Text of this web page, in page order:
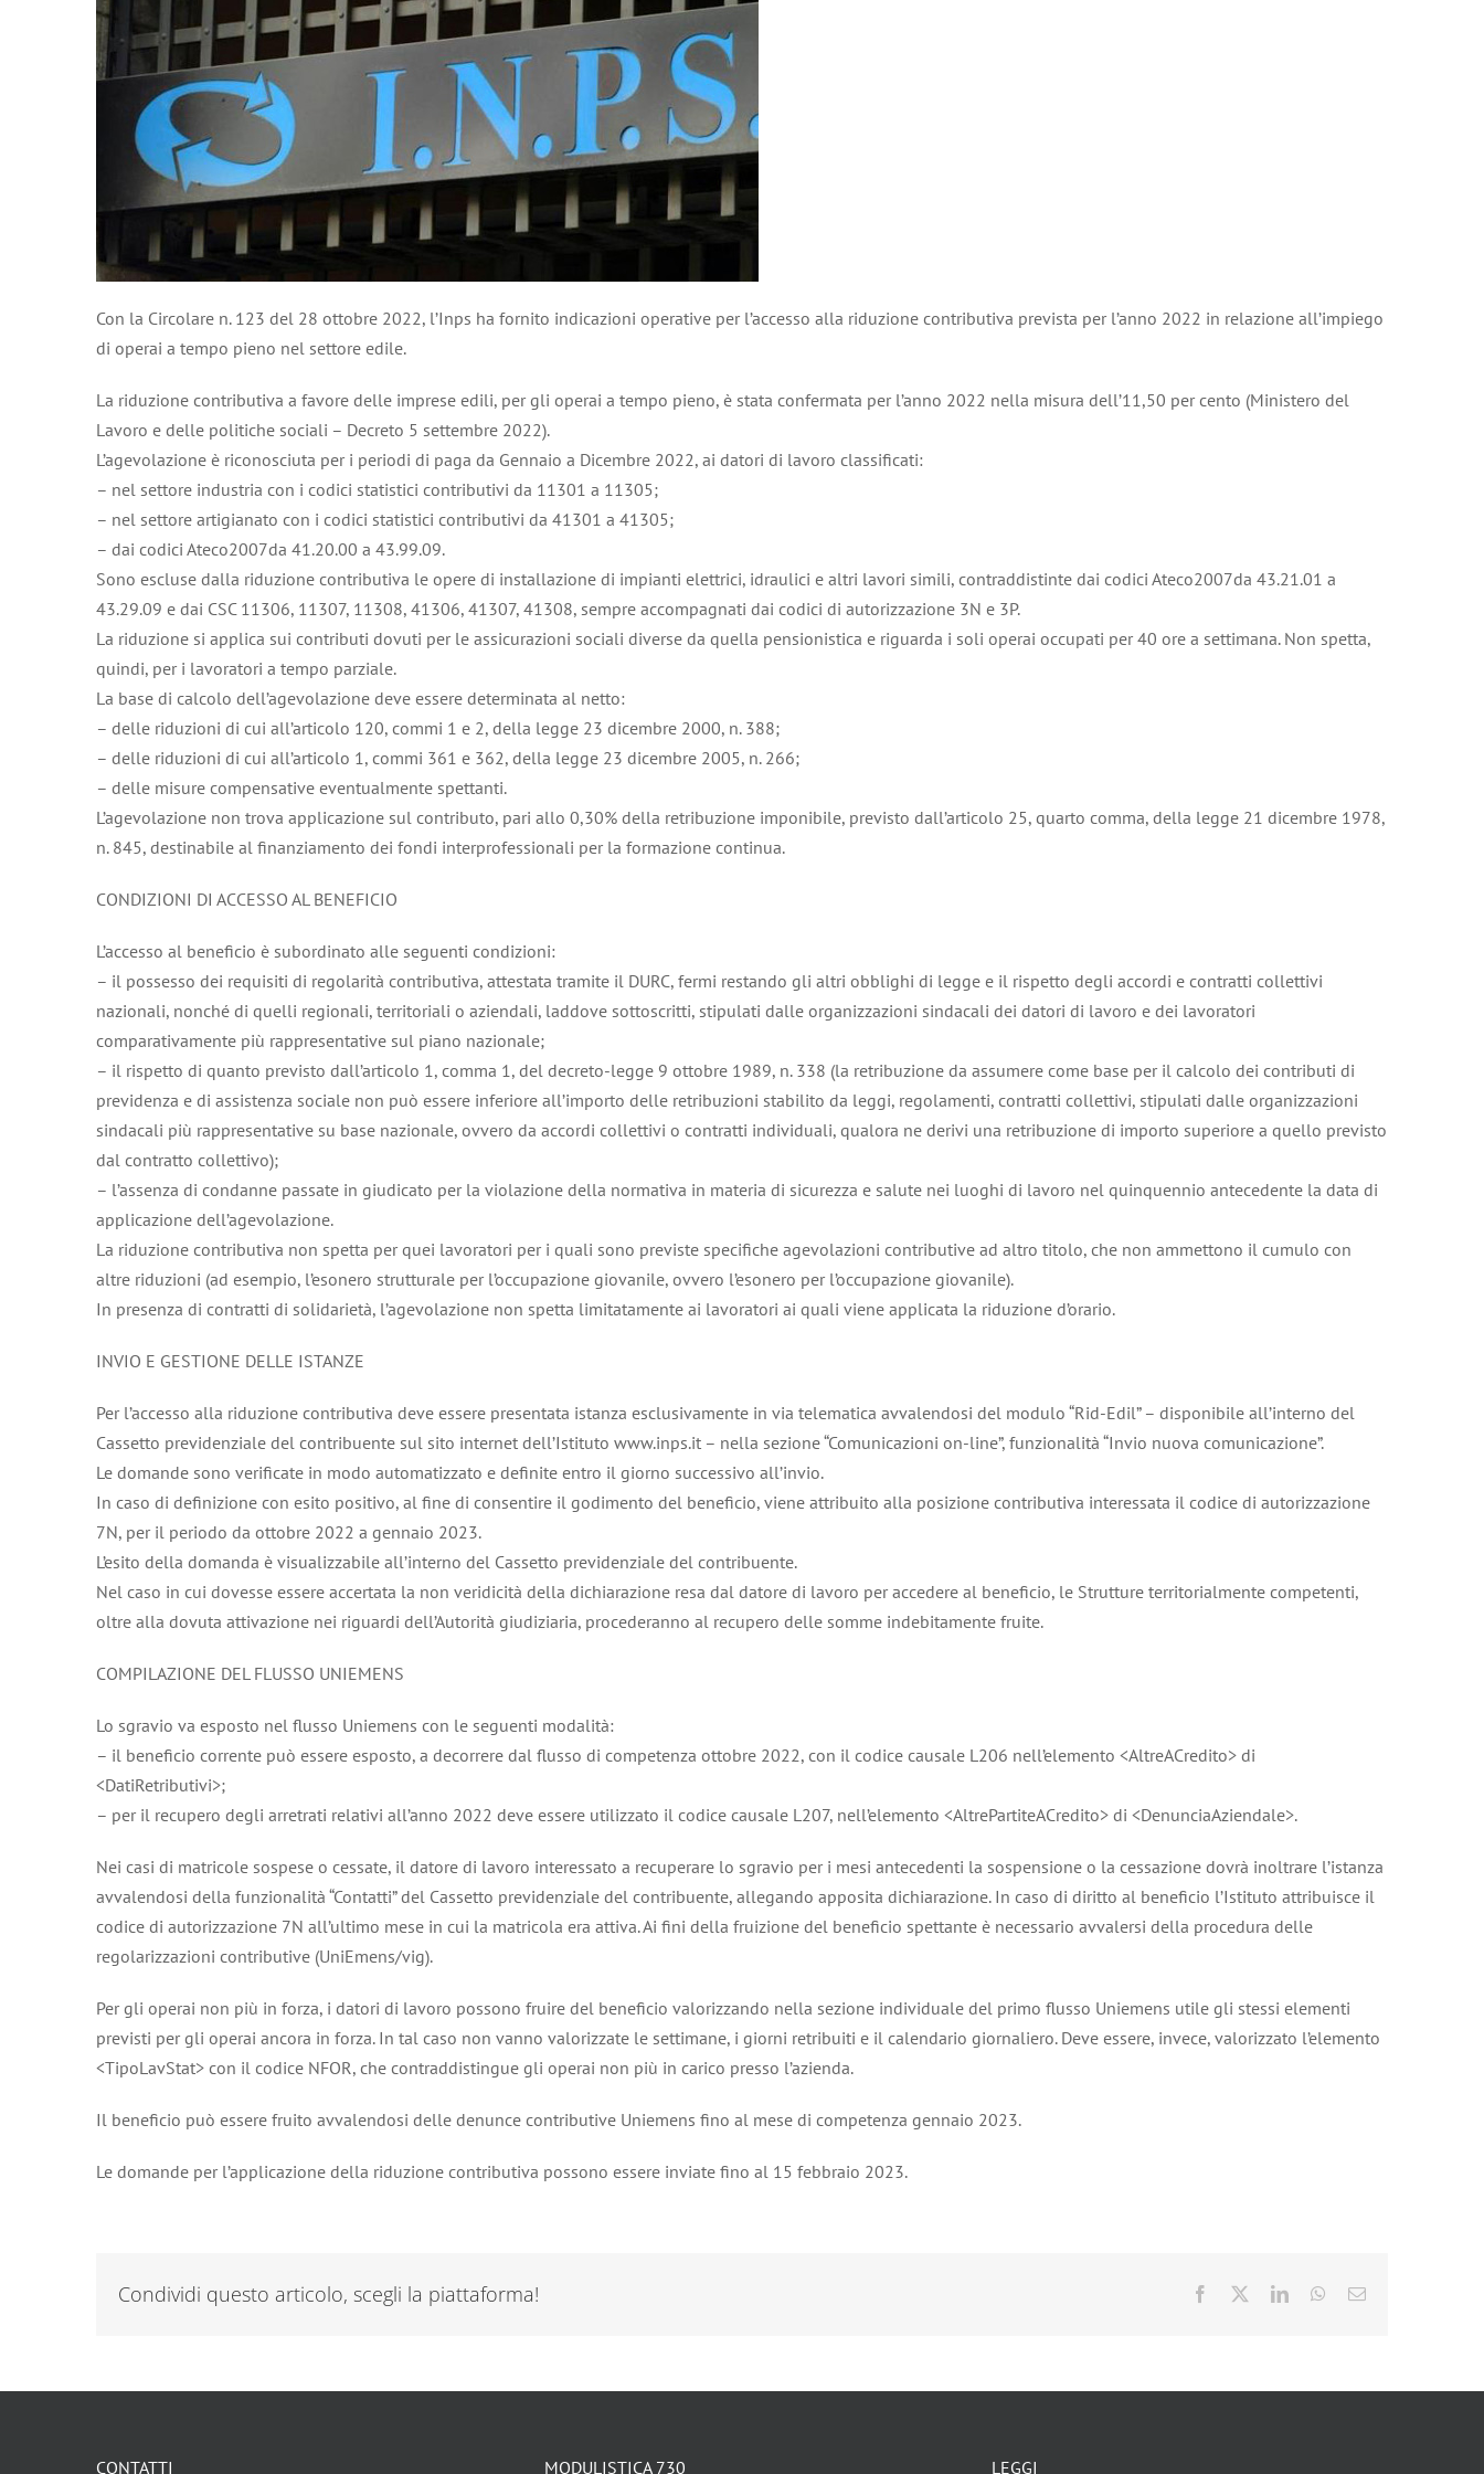
Con la Circolare n. 123 del 28 ottobre 2022, l’Inps ha fornito indicazioni operative per l’accesso alla riduzione contributiva prevista per l’anno 2022 in relazione all’impiego
di operai a tempo pieno nel settore edile.
La riduzione contributiva a favore delle imprese edili, per gli operai a tempo pieno, è stata confermata per l’anno 2022 nella misura dell’11,50 per cento (Ministero del
Lavoro e delle politiche sociali – Decreto 5 settembre 2022).
L’agevolazione è riconosciuta per i periodi di paga da Gennaio a Dicembre 2022, ai datori di lavoro classificati:
– nel settore industria con i codici statistici contributivi da 11301 a 11305;
– nel settore artigianato con i codici statistici contributivi da 41301 a 41305;
– dai codici Ateco2007da 41.20.00 a 43.99.09.
Sono escluse dalla riduzione contributiva le opere di installazione di impianti elettrici, idraulici e altri lavori simili, contraddistinte dai codici Ateco2007da 43.21.01 a
43.29.09 e dai CSC 11306, 11307, 11308, 41306, 41307, 41308, sempre accompagnati dai codici di autorizzazione 3N e 3P.
La riduzione si applica sui contributi dovuti per le assicurazioni sociali diverse da quella pensionistica e riguarda i soli operai occupati per 40 ore a settimana. Non spetta,
quindi, per i lavoratori a tempo parziale.
La base di calcolo dell’agevolazione deve essere determinata al netto:
– delle riduzioni di cui all’articolo 120, commi 1 e 2, della legge 23 dicembre 2000, n. 388;
– delle riduzioni di cui all’articolo 1, commi 361 e 362, della legge 23 dicembre 2005, n. 266;
– delle misure compensative eventualmente spettanti.
L’agevolazione non trova applicazione sul contributo, pari allo 0,30% della retribuzione imponibile, previsto dall’articolo 25, quarto comma, della legge 21 dicembre 1978,
n. 845, destinabile al finanziamento dei fondi interprofessionali per la formazione continua.
CONDIZIONI DI ACCESSO AL BENEFICIO
L’accesso al beneficio è subordinato alle seguenti condizioni:
– il possesso dei requisiti di regolarità contributiva, attestata tramite il DURC, fermi restando gli altri obblighi di legge e il rispetto degli accordi e contratti collettivi
nazionali, nonché di quelli regionali, territoriali o aziendali, laddove sottoscritti, stipulati dalle organizzazioni sindacali dei datori di lavoro e dei lavoratori
comparativamente più rappresentative sul piano nazionale;
– il rispetto di quanto previsto dall’articolo 1, comma 1, del decreto-legge 9 ottobre 1989, n. 338 (la retribuzione da assumere come base per il calcolo dei contributi di
previdenza e di assistenza sociale non può essere inferiore all’importo delle retribuzioni stabilito da leggi, regolamenti, contratti collettivi, stipulati dalle organizzazioni
sindacali più rappresentative su base nazionale, ovvero da accordi collettivi o contratti individuali, qualora ne derivi una retribuzione di importo superiore a quello previsto
dal contratto collettivo);
– l’assenza di condanne passate in giudicato per la violazione della normativa in materia di sicurezza e salute nei luoghi di lavoro nel quinquennio antecedente la data di
applicazione dell’agevolazione.
La riduzione contributiva non spetta per quei lavoratori per i quali sono previste specifiche agevolazioni contributive ad altro titolo, che non ammettono il cumulo con
altre riduzioni (ad esempio, l’esonero strutturale per l’occupazione giovanile, ovvero l’esonero per l’occupazione giovanile).
In presenza di contratti di solidarietà, l’agevolazione non spetta limitatamente ai lavoratori ai quali viene applicata la riduzione d’orario.
INVIO E GESTIONE DELLE ISTANZE
Per l’accesso alla riduzione contributiva deve essere presentata istanza esclusivamente in via telematica avvalendosi del modulo “Rid-Edil” – disponibile all’interno del
Cassetto previdenziale del contribuente sul sito internet dell’Istituto www.inps.it – nella sezione “Comunicazioni on-line”, funzionalità “Invio nuova comunicazione”.
Le domande sono verificate in modo automatizzato e definite entro il giorno successivo all’invio.
In caso di definizione con esito positivo, al fine di consentire il godimento del beneficio, viene attribuito alla posizione contributiva interessata il codice di autorizzazione
7N, per il periodo da ottobre 2022 a gennaio 2023.
L’esito della domanda è visualizzabile all’interno del Cassetto previdenziale del contribuente.
Nel caso in cui dovesse essere accertata la non veridicità della dichiarazione resa dal datore di lavoro per accedere al beneficio, le Strutture territorialmente competenti,
oltre alla dovuta attivazione nei riguardi dell’Autorità giudiziaria, procederanno al recupero delle somme indebitamente fruite.
COMPILAZIONE DEL FLUSSO UNIEMENS
Lo sgravio va esposto nel flusso Uniemens con le seguenti modalità:
– il beneficio corrente può essere esposto, a decorrere dal flusso di competenza ottobre 2022, con il codice causale L206 nell’elemento <AltreACredito> di
<DatiRetributivi>;
– per il recupero degli arretrati relativi all’anno 2022 deve essere utilizzato il codice causale L207, nell’elemento <AltrePartiteACredito> di <DenunciaAziendale>.
Nei casi di matricole sospese o cessate, il datore di lavoro interessato a recuperare lo sgravio per i mesi antecedenti la sospensione o la cessazione dovrà inoltrare l’istanza
avvalendosi della funzionalità “Contatti” del Cassetto previdenziale del contribuente, allegando apposita dichiarazione. In caso di diritto al beneficio l’Istituto attribuisce il
codice di autorizzazione 7N all’ultimo mese in cui la matricola era attiva. Ai fini della fruizione del beneficio spettante è necessario avvalersi della procedura delle
regolarizzazioni contributive (UniEmens/vig).
Per gli operai non più in forza, i datori di lavoro possono fruire del beneficio valorizzando nella sezione individuale del primo flusso Uniemens utile gli stessi elementi
previsti per gli operai ancora in forza. In tal caso non vanno valorizzate le settimane, i giorni retribuiti e il calendario giornaliero. Deve essere, invece, valorizzato l’elemento
<TipoLavStat> con il codice NFOR, che contraddistingue gli operai non più in carico presso l’azienda.
Il beneficio può essere fruito avvalendosi delle denunce contributive Uniemens fino al mese di competenza gennaio 2023.
Le domande per l’applicazione della riduzione contributiva possono essere inviate fino al 15 febbraio 2023.
Condividi questo articolo, scegli la piattaforma! Facebook LinkedInWhatsApp
Email
CONTATTI MODULISTICA 730 LEGGI